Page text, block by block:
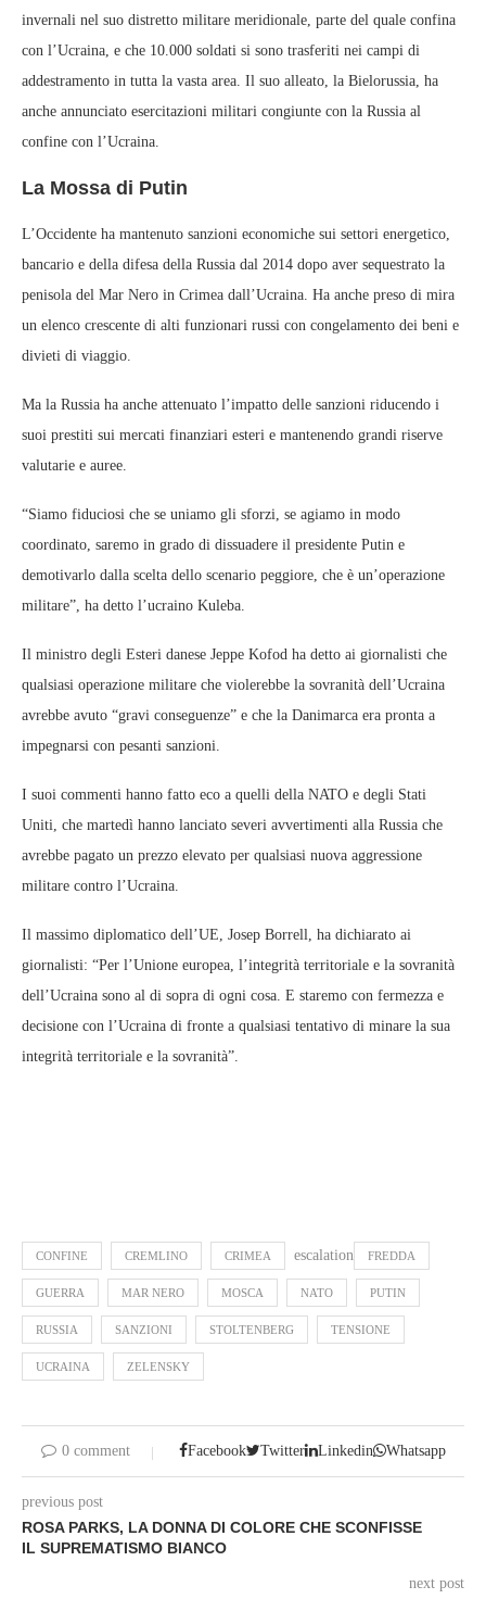
invernali nel suo distretto militare meridionale, parte del quale confina
con l’Ucraina, e che 10.000 soldati si sono trasferiti nei campi di
addestramento in tutta la vasta area. Il suo alleato, la Bielorussia, ha
anche annunciato esercitazioni militari congiunte con la Russia al
confine con l’Ucraina.
La Mossa di Putin
L’Occidente ha mantenuto sanzioni economiche sui settori energetico,
bancario e della difesa della Russia dal 2014 dopo aver sequestrato la
penisola del Mar Nero in Crimea dall’Ucraina. Ha anche preso di mira
un elenco crescente di alti funzionari russi con congelamento dei beni e
divieti di viaggio.
Ma la Russia ha anche attenuato l’impatto delle sanzioni riducendo i
suoi prestiti sui mercati finanziari esteri e mantenendo grandi riserve
valutarie e auree.
“Siamo fiduciosi che se uniamo gli sforzi, se agiamo in modo
coordinato, saremo in grado di dissuadere il presidente Putin e
demotivarlo dalla scelta dello scenario peggiore, che è un’operazione
militare”, ha detto l’ucraino Kuleba.
Il ministro degli Esteri danese Jeppe Kofod ha detto ai giornalisti che
qualsiasi operazione militare che violerebbe la sovranità dell’Ucraina
avrebbe avuto “gravi conseguenze” e che la Danimarca era pronta a
impegnarsi con pesanti sanzioni.
I suoi commenti hanno fatto eco a quelli della NATO e degli Stati
Uniti, che martedì hanno lanciato severi avvertimenti alla Russia che
avrebbe pagato un prezzo elevato per qualsiasi nuova aggressione
militare contro l’Ucraina.
Il massimo diplomatico dell’UE, Josep Borrell, ha dichiarato ai
giornalisti: “Per l’Unione europea, l’integrità territoriale e la sovranità
dell’Ucraina sono al di sopra di ogni cosa. E staremo con fermezza e
decisione con l’Ucraina di fronte a qualsiasi tentativo di minare la sua
integrità territoriale e la sovranità”.
CONFINE CREMLINO CRIMEA escalation FREDDA
GUERRA MAR NERO MOSCA NATO PUTIN
RUSSIA SANZIONI STOLTENBERG TENSIONE
UCRAINA ZELENSKY
0 comment Facebook Twitter Linkedin Whatsapp
previous post
ROSA PARKS, LA DONNA DI COLORE CHE SCONFISSE
IL SUPREMATISMO BIANCO
next post